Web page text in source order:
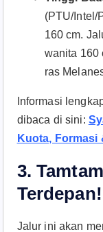
(PTU/Intel/
160 cm.
wanita 160
ras
Informasi
dibaca di sini:
Kuota, Formasi
3.
Terdepan!
Jalur ini akan